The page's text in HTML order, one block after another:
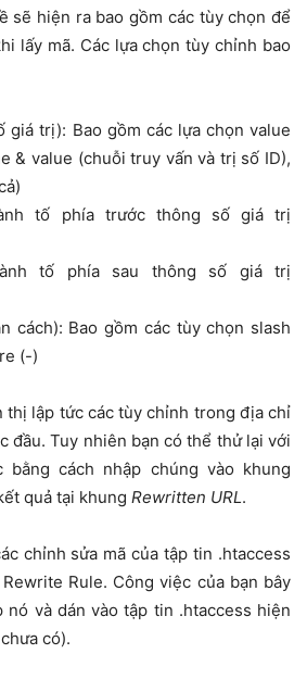
sẽ hiện ra bao gồm các tùy chọn để
lấy mã. Các lựa chọn tùy chỉnh bao
giá trị): Bao gồm các lựa chọn value
& value (chuỗi truy vấn và trị số ID),
tố phía trước thông số giá trị
tố phía sau thông số giá trị
cách): Bao gồm các tùy chọn slash
(-)
thị lập tức các tùy chỉnh trong địa chỉ
đầu. Tuy nhiên bạn có thể thử lại với
bằng cách nhập chúng vào khung
quả tại khung Rewritten URL.
chỉnh sửa mã của tập tin .htaccess
Rule. Công việc của bạn bây
và dán vào tập tin .htaccess hiện
có).